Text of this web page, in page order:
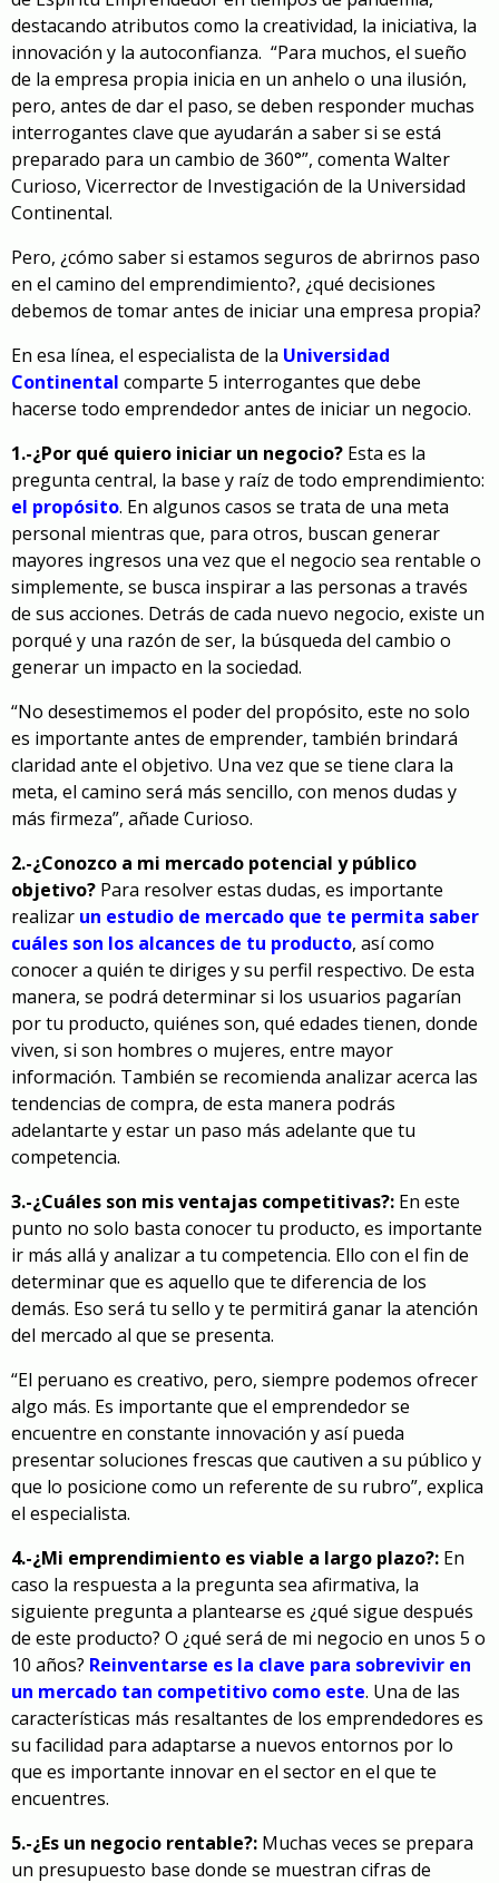
destacando atributos como la creatividad, la iniciativa, la
innovación y la autoconfianza. “Para muchos, el sueño
de la empresa propia inicia en un anhelo o una ilusión,
pero, antes de dar el paso, se deben responder muchas
interrogantes clave que ayudarán a saber si se está
preparado para un cambio de 360°”, comenta Walter
Curioso, Vicerrector de Investigación de la Universidad
Continental.
Pero, ¿cómo saber si estamos seguros de abrirnos paso
en el camino del emprendimiento?, ¿qué decisiones
debemos de tomar antes de iniciar una empresa propia?
En esa línea, el especialista de la Universidad
Continental comparte 5 interrogantes que debe
hacerse todo emprendedor antes de iniciar un negocio.
1.-¿Por qué quiero iniciar un negocio? Esta es la
pregunta central, la base y raíz de todo emprendimiento:
el propósito. En algunos casos se trata de una meta
personal mientras que, para otros, buscan generar
mayores ingresos una vez que el negocio sea rentable o
simplemente, se busca inspirar a las personas a través
de sus acciones. Detrás de cada nuevo negocio, existe un
porqué y una razón de ser, la búsqueda del cambio o
generar un impacto en la sociedad.
“No desestimemos el poder del propósito, este no solo
es importante antes de emprender, también brindará
claridad ante el objetivo. Una vez que se tiene clara la
meta, el camino será más sencillo, con menos dudas y
más firmeza”, añade Curioso.
2.-¿Conozco a mi mercado potencial y público
objetivo? Para resolver estas dudas, es importante
realizar un estudio de mercado que te permita saber
cuáles son los alcances de tu producto, así como
conocer a quién te diriges y su perfil respectivo. De esta
manera, se podrá determinar si los usuarios pagarían
por tu producto, quiénes son, qué edades tienen, donde
viven, si son hombres o mujeres, entre mayor
información. También se recomienda analizar acerca las
tendencias de compra, de esta manera podrás
adelantarte y estar un paso más adelante que tu
competencia.
3.-¿Cuáles son mis ventajas competitivas?: En este
punto no solo basta conocer tu producto, es importante
ir más allá y analizar a tu competencia. Ello con el fin de
determinar que es aquello que te diferencia de los
demás. Eso será tu sello y te permitirá ganar la atención
del mercado al que se presenta.
“El peruano es creativo, pero, siempre podemos ofrecer
algo más. Es importante que el emprendedor se
encuentre en constante innovación y así pueda
presentar soluciones frescas que cautiven a su público y
que lo posicione como un referente de su rubro”, explica
el especialista.
4.-¿Mi emprendimiento es viable a largo plazo?: En
caso la respuesta a la pregunta sea afirmativa, la
siguiente pregunta a plantearse es ¿qué sigue después
de este producto? O ¿qué será de mi negocio en unos 5 o
10 años? Reinventarse es la clave para sobrevivir en
un mercado tan competitivo como este. Una de las
características más resaltantes de los emprendedores es
su facilidad para adaptarse a nuevos entornos por lo
que es importante innovar en el sector en el que te
encuentres.
5.-¿Es un negocio rentable?: Muchas veces se prepara
un presupuesto base donde se muestran cifras de